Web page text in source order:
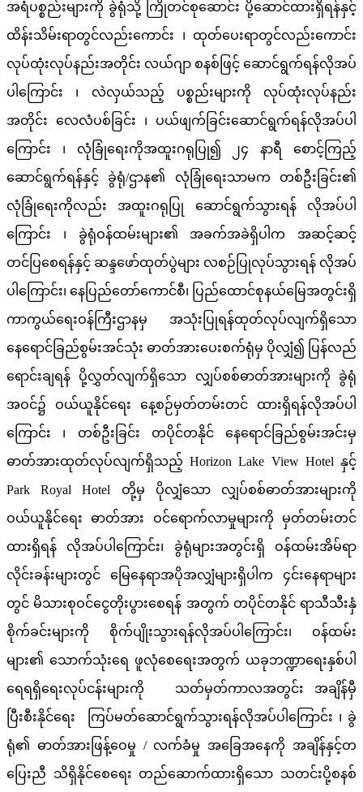
အရံပစ္စည်းများကို ခွဲရုံသို့ ကြိုတင်စုဆောင်း ပို့ဆောင်ထားရှိရန်နှင့်
ထိန်းသိမ်းရာတွင်လည်းကောင်း ၊ ထုတ်ပေးရာတွင်လည်းကောင်း
လုပ်ထုံးလုပ်နည်းအတိုင်း လယ်ဂျာ စနစ်ဖြင့် ဆောင်ရွက်ရန်လိုအပ်
ပါကြောင်း ၊ လဲလှယ်သည့် ပစ္စည်းများကို လုပ်ထုံးလုပ်နည်း
အတိုင်း လေလံပစ်ခြင်း ၊ ပယ်ဖျက်ခြင်းဆောင်ရွက်ရန်လိုအပ်ပါ
ကြောင်း ၊ လုံခြုံရေးကိုအထူးဂရုပြု၍ ၂၄ နာရီ စောင့်ကြည့်
ဆောင်ရွက်ရန်နှင့် ခွဲရုံ/ဌာန၏ လုံခြုံရေးသာမက တစ်ဦးခြင်း၏
လုံခြုံရေးကိုလည်း အထူးဂရုပြု ဆောင်ရွက်သွားရန် လိုအပ်ပါ
ကြောင်း ၊ ခွဲရုံဝန်ထမ်းများ၏ အခက်အခဲရှိပါက အဆင့်ဆင့်
တင်ပြစေရန်နှင့် ဆန္ဒဖော်ထုတ်ပွဲများ လစဉ်ပြုလုပ်သွားရန် လိုအပ်
ပါကြောင်း၊ နေပြည်တော်ကောင်စီ၊ ပြည်ထောင်စုနယ်မြေအတွင်းရှိ
ကာကွယ်ရေးဝန်ကြီးဌာနမှ အသုံးပြုရန်ထုတ်လုပ်လျက်ရှိသော
နေရောင်ခြည်စွမ်းအင်သုံး ဓာတ်အားပေးစက်ရုံမှ ပိုလျှံ၍ ပြန်လည်
ရောင်းချရန် ပို့လွှတ်လျက်ရှိသော လျှပ်စစ်ဓာတ်အားများကို ခွဲရုံ
အဝင်၌ ဝယ်ယူနိုင်ရေး နေ့စဉ်မှတ်တမ်းတင် ထားရှိရန်လိုအပ်ပါ
ကြောင်း ၊ တစ်ဦးခြင်း တပိုင်တနိုင် နေရောင်ခြည်စွမ်းအင်းမှ
ဓာတ်အားထုတ်လုပ်လျက်ရှိသည့် Horizon Lake View Hotel နှင့်
Park Royal Hotel တို့မှ ပိုလျှံသော လျှပ်စစ်ဓာတ်အားများကို
ဝယ်ယူနိုင်ရေး ဓာတ်အား ဝင်ရောက်လာမှုများကို မှတ်တမ်းတင်
ထားရှိရန် လိုအပ်ပါကြောင်း၊ ခွဲရုံများအတွင်းရှိ ဝန်ထမ်းအိမ်ရာ
လိုင်းခန်းများတွင် မြေနေရာအပိုအလျှံများရှိပါက ၄င်းနေရာများ
တွင် မိသားစုဝင်ငွေတိုးပွားစေရန် အတွက် တပိုင်တနိုင် ရာသီသီးနှံ
စိုက်ခင်းများကို စိုက်ပျိုးသွားရန်လိုအပ်ပါကြောင်း၊ ဝန်ထမ်း
များ၏ သောက်သုံးရေ ဖူလုံစေရေးအတွက် ယခုဘဏ္ဍာရေးနှစ်ပါ
ရေရရှိရေးလုပ်ငန်းများကို သတ်မှတ်ကာလအတွင်း အချိန်မှီ
ပြီးစီးနိုင်ရေး ကြပ်မတ်ဆောင်ရွက်သွားရန်လိုအပ်ပါကြောင်း ၊ ခွဲ
ရုံ၏ ဓာတ်အားဖြန့်ဝေမှု / လက်ခံမှု အခြေအနေကို အချိန်နှင့်တ
ပြေးညီ သိရှိနိုင်စေရေး တည်ဆောက်ထားရှိသော သတင်းပို့စနစ်